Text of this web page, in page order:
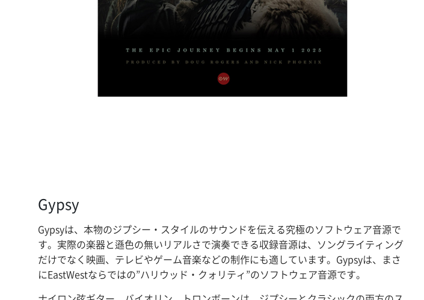
Gypsy
Gypsyは、本物のジプシー・スタイルのサウンドを伝える究極のソフトウェア音源で
す。実際の楽器と遜色の無いリアルさで演奏できる収録音源は、ソングライティング
だけでなく映画、テレビやゲーム音楽などの制作にも適しています。Gypsyは、まさ
にEastWestならではの”ハリウッド・クォリティ”のソフトウェア音源です。